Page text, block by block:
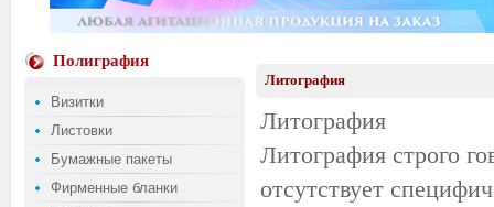
Полиграфия
Визитки
Листовки
Бумажные пакеты
Фирменные бланки
Литография
Литография
Литография строго
отсутствует